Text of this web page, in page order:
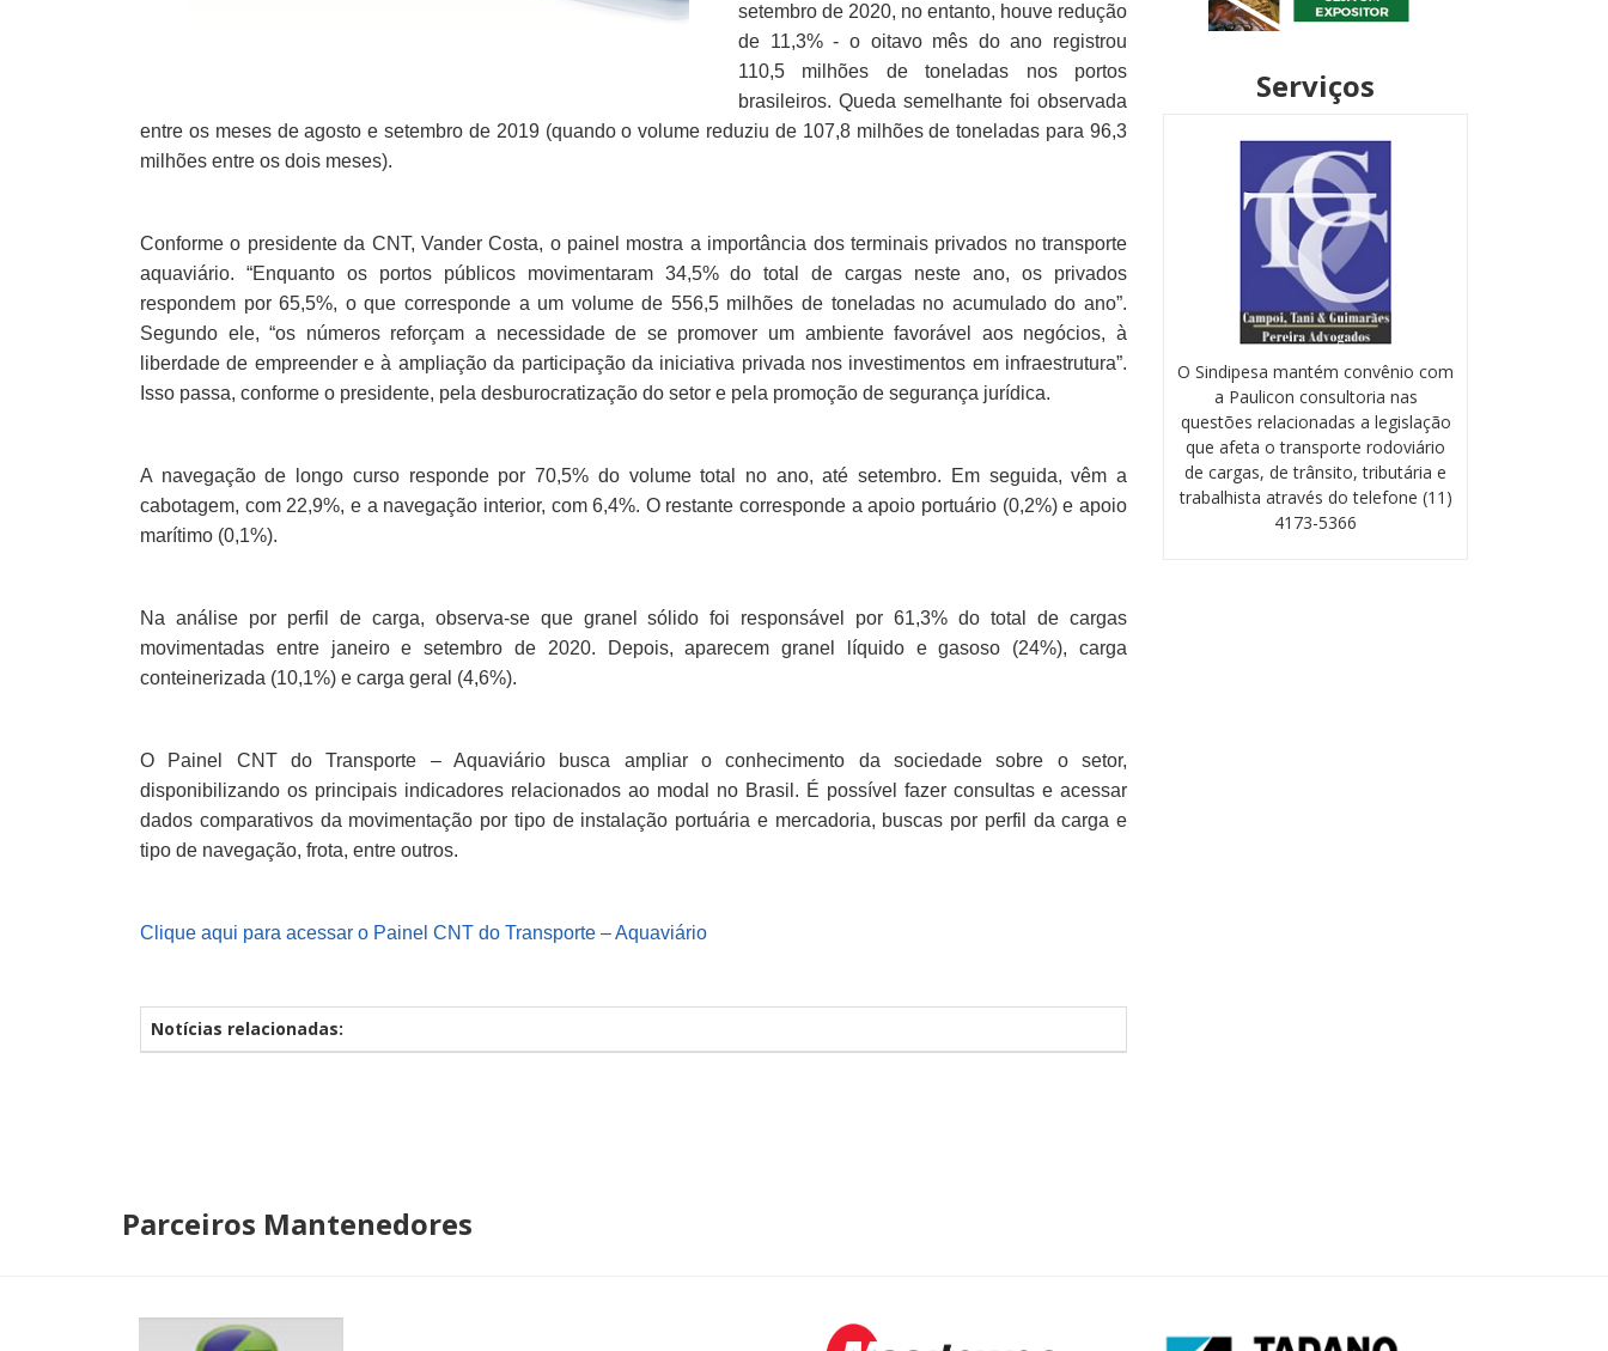
setembro de 2020, no entanto, houve redução
de 11,3% - o oitavo mês do ano registrou
110,5 milhões de toneladas nos portos
brasileiros. Queda semelhante foi observada
entre os meses de agosto e setembro de 2019 (quando o volume reduziu de 107,8 milhões de toneladas para 96,3
milhões entre os dois meses).
Conforme o presidente da CNT, Vander Costa, o painel mostra a importância dos terminais privados no transporte
aquaviário. “Enquanto os portos públicos movimentaram 34,5% do total de cargas neste ano, os privados
respondem por 65,5%, o que corresponde a um volume de 556,5 milhões de toneladas no acumulado do ano”.
Segundo ele, “os números reforçam a necessidade de se promover um ambiente favorável aos negócios, à
liberdade de empreender e à ampliação da participação da iniciativa privada nos investimentos em infraestrutura”.
Isso passa, conforme o presidente, pela desburocratização do setor e pela promoção de segurança jurídica.
A navegação de longo curso responde por 70,5% do volume total no ano, até setembro. Em seguida, vêm a
cabotagem, com 22,9%, e a navegação interior, com 6,4%. O restante corresponde a apoio portuário (0,2%) e apoio
marítimo (0,1%).
Na análise por perfil de carga, observa-se que granel sólido foi responsável por 61,3% do total de cargas
movimentadas entre janeiro e setembro de 2020. Depois, aparecem granel líquido e gasoso (24%), carga
conteinerizada (10,1%) e carga geral (4,6%).
O Painel CNT do Transporte – Aquaviário busca ampliar o conhecimento da sociedade sobre o setor,
disponibilizando os principais indicadores relacionados ao modal no Brasil. É possível fazer consultas e acessar
dados comparativos da movimentação por tipo de instalação portuária e mercadoria, buscas por perfil da carga e
tipo de navegação, frota, entre outros.
Clique aqui para acessar o Painel CNT do Transporte – Aquaviário
Notícias relacionadas:
Serviços
O Sindipesa mantém convênio com
a Paulicon consultoria nas
questões relacionadas a legislação
que afeta o transporte rodoviário
de cargas, de trânsito, tributária e
trabalhista através do telefone (11)
4173-5366
Parceiros Mantenedores